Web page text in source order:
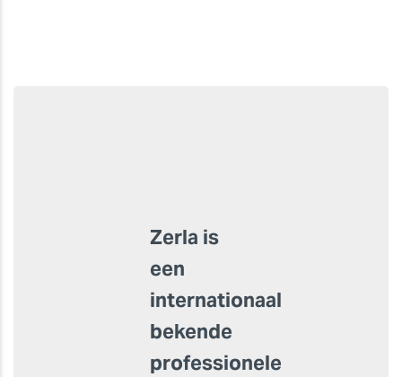
Zerla is
een
internationaal
bekende
professionele